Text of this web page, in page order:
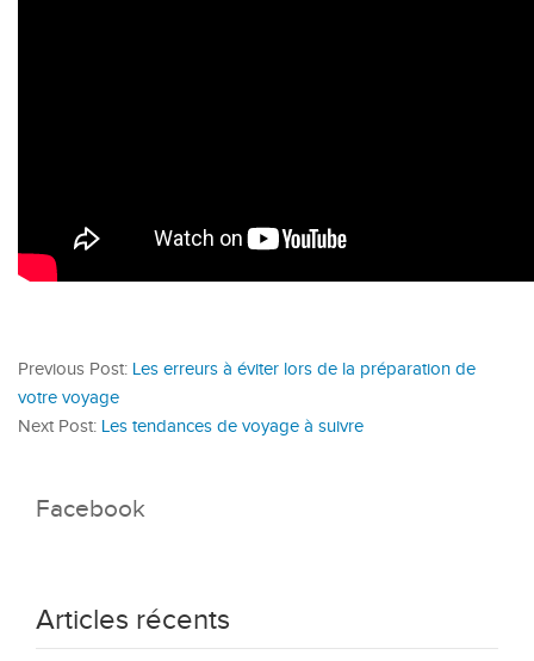
Previous Post: Les erreurs à éviter lors de la préparation de
votre voyage
Next Post: Les tendances de voyage à suivre
Facebook
Articles récents